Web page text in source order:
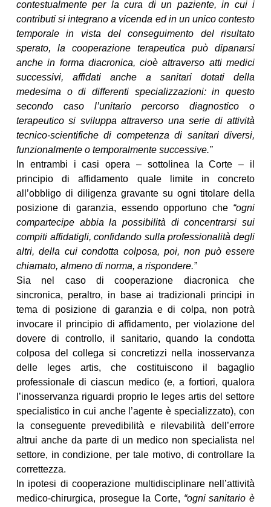
contestualmente per la cura di un paziente, in cui i
contributi si integrano a vicenda ed in un unico contesto
temporale in vista del conseguimento del risultato
sperato, la cooperazione terapeutica può dipanarsi
anche in forma diacronica, cioè attraverso atti medici
successivi, affidati anche a sanitari dotati della
medesima o di differenti specializzazioni: in questo
secondo caso l’unitario percorso diagnostico o
terapeutico si sviluppa attraverso una serie di attività
tecnico-scientifiche di competenza di sanitari diversi,
funzionalmente o temporalmente successive.”
In entrambi i casi opera – sottolinea la Corte – il
principio di affidamento quale limite in concreto
all’obbligo di diligenza gravante su ogni titolare della
posizione di garanzia, essendo opportuno che “ogni
compartecipe abbia la possibilità di concentrarsi sui
compiti affidatigli, confidando sulla professionalità degli
altri, della cui condotta colposa, poi, non può essere
chiamato, almeno di norma, a rispondere.”
Sia nel caso di cooperazione diacronica che
sincronica, peraltro, in base ai tradizionali principi in
tema di posizione di garanzia e di colpa, non potrà
invocare il principio di affidamento, per violazione del
dovere di controllo, il sanitario, quando la condotta
colposa del collega si concretizzi nella inosservanza
delle leges artis, che costituiscono il bagaglio
professionale di ciascun medico (e, a fortiori, qualora
l’inosservanza riguardi proprio le leges artis del settore
specialistico in cui anche l’agente è specializzato), con
la conseguente prevedibilità e rilevabilità dell’errore
altrui anche da parte di un medico non specialista nel
settore, in condizione, per tale motivo, di controllare la
correttezza.
In ipotesi di cooperazione multidisciplinare nell’attività
medico-chirurgica, prosegue la Corte, “ogni sanitario è